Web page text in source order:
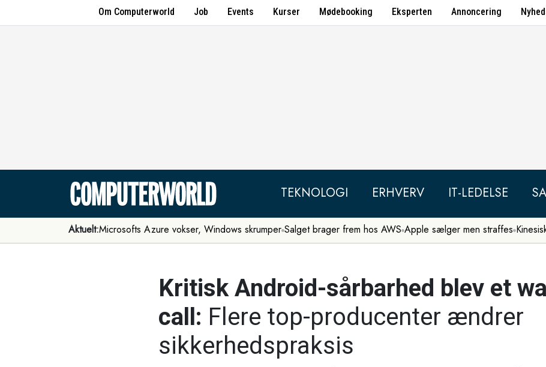
Om Computerworld Job Events Kurser Mødebooking Eksperten Annoncering
TEKNOLOGI ERHVERV IT-LEDELSE
Aktuelt:Microsofts Azure vokser, Windows skrumper Salget brager frem hos AWS Apple sælger men straffes
Kritisk Android-sårbarhed blev et
call: Flere top-producenter ændrer
sikkerhedspraksis